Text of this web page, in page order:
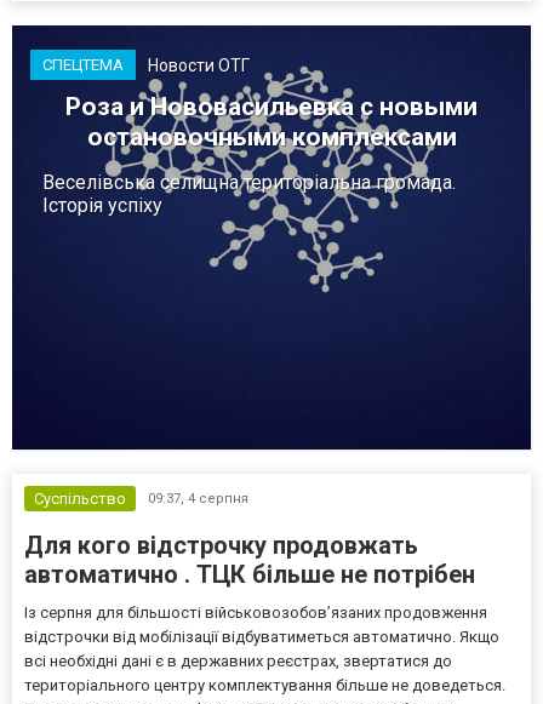
СПЕЦТЕМА Новости ОТГ
Роза и Нововасильевка с новыми
остановочными комплексами
Веселівська селищна територіальна громада.
Історія успіху
Суспільство 09:37, 4 серпня
Для кого відстрочку продовжать
автоматично . ТЦК більше не потрібен
Із серпня для більшості військовозобов’язаних продовження
відстрочки від мобілізації відбуватиметься автоматично. Якщо
всі необхідні дані є в державних реєстрах, звертатися до
територіального центру комплектування більше не доведеться.